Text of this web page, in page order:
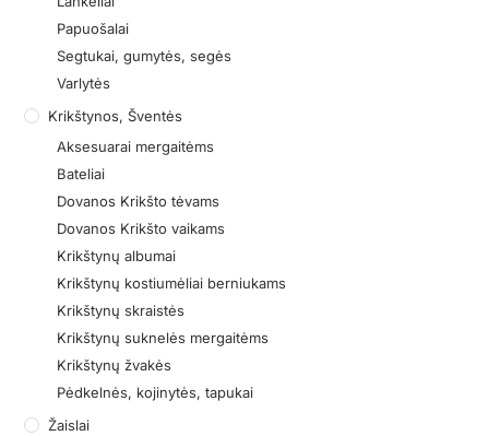
Papuošalai
Segtukai, gumytės, segės
Varlytės
Krikštynos, Šventės
Aksesuarai mergaitėms
Bateliai
Dovanos Krikšto tėvams
Dovanos Krikšto vaikams
Krikštynų albumai
Krikštynų kostiumėliai berniukams
Krikštynų skraistės
Krikštynų suknelės mergaitėms
Krikštynų žvakės
Pėdkelnės, kojinytės, tapukai
Žaislai